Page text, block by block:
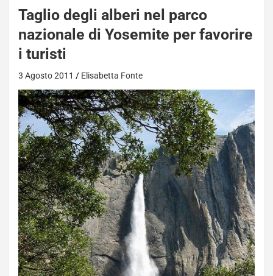
Taglio degli alberi nel parco
nazionale di Yosemite per favorire
i turisti
3 Agosto 2011 Elisabetta Fonte